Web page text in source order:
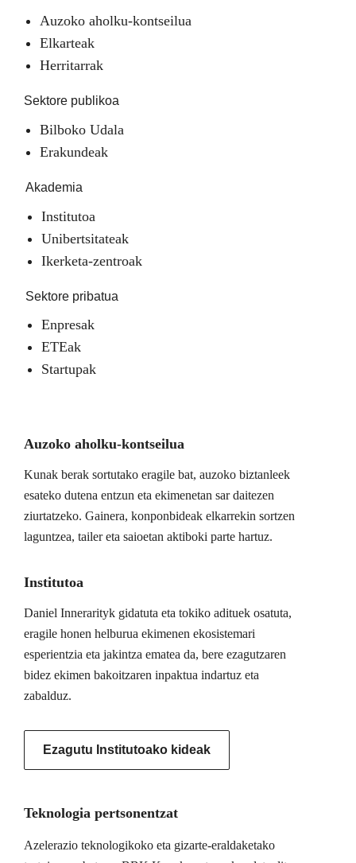
Auzoko aholku-kontseilua
Elkarteak
Herritarrak
Sektore publikoa
Bilboko Udala
Erakundeak
Akademia
Institutoa
Unibertsitateak
Ikerketa-zentroak
Sektore pribatua
Enpresak
ETEak
Startupak
Auzoko aholku-kontseilua
Kunak berak sortutako eragile bat, auzoko biztanleek
esateko dutena entzun eta ekimenetan sar daitezen
ziurtatzeko. Gainera, konponbideak elkarrekin sortzen
laguntzea, tailer eta saioetan aktiboki parte hartuz.
Institutoa
Daniel Innerarityk gidatuta eta tokiko adituek osatuta,
eragile honen helburua ekimenen ekosistemari
esperientzia eta jakintza ematea da, bere ezagutzaren
bidez ekimen bakoitzaren inpaktua indartuz eta
zabalduz.
Ezagutu Institutoako kideak
Teknologia pertsonentzat
Azelerazio teknologikoko eta gizarte-eraldaketako